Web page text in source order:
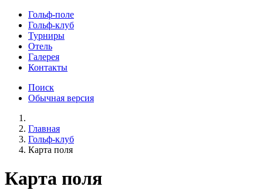
Гольф-поле
Гольф-клуб
Турниры
Отель
Галерея
Контакты
Поиск
Обычная версия
Главная
Гольф-клуб
Карта поля
Карта поля